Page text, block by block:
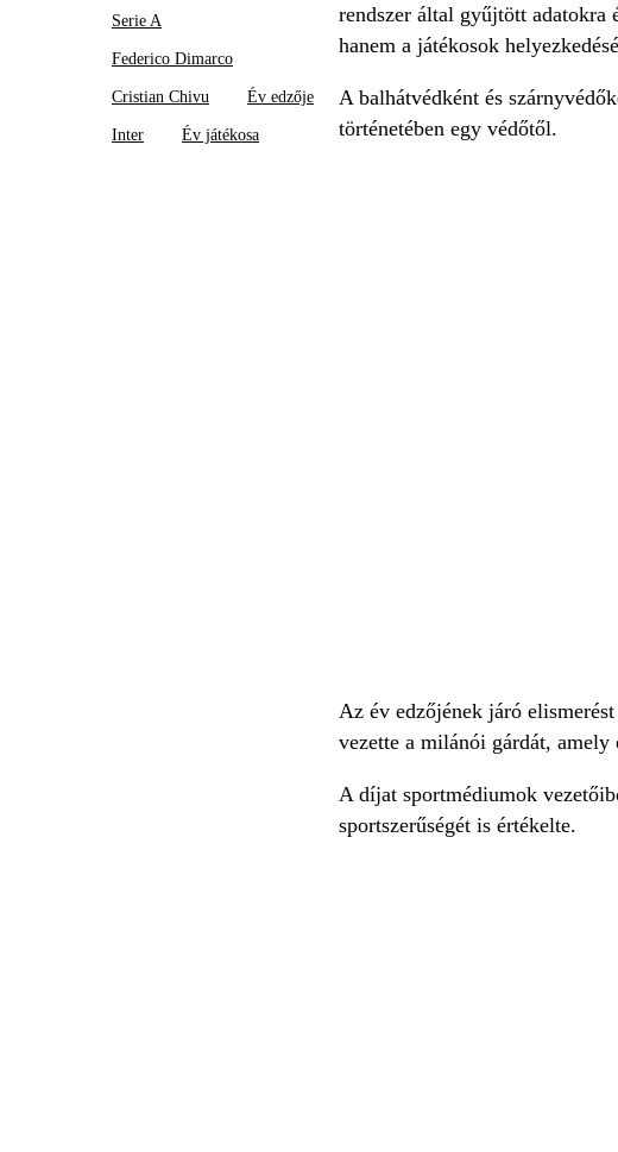
Serie A
Federico Dimarco
Cristian Chivu Év edzője
Inter Év játékosa
rendszer által gyűjtött adatokra
hanem a játékosok
A balhátvédként és
történetében egy védőtől.
Az év edzőjének járó elismerést
vezette a milánói gárdát,
A díjat sportmédiumok
sportszerűségét is értékelte.